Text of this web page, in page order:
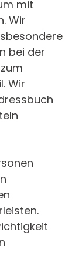
mit
Wir
bei der
Wir